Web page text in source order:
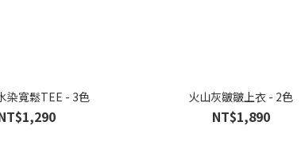
染寬鬆TEE - 3色 火山灰皺皺上衣 - 2色
NT$1,890